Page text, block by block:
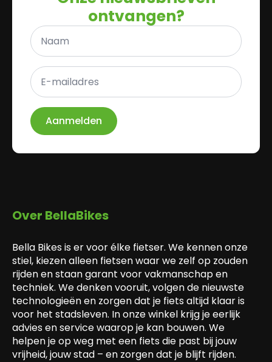
ontvangen?
Naam
E-
mailadres
*
Aanmelden
Over BellaBikes
Bella Bikes is er voor élke fietser. We kennen onze
stiel, kiezen alleen fietsen waar we zelf op zouden
rijden en staan garant voor vakmanschap en
techniek. We denken vooruit, volgen de nieuwste
technologieën en zorgen dat je fiets altijd klaar is
voor het stadsleven. In onze winkel krijg je eerlijk
advies en service waarop je kan bouwen. We
helpen je op weg met een fiets die past bij jouw
vrijheid, jouw stad – en zorgen dat je blijft rijden.